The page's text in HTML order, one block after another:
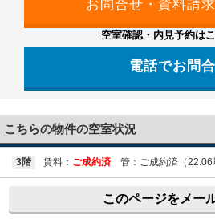
空室確認・内見予約は
電話でお問
こちらの物件の空室状況
3階 賃料： ご成約済 管：ご成約済（22.06
このページをメー